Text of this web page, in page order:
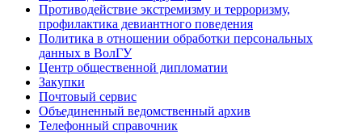
Противодействие экстремизму и терроризму,
профилактика девиантного поведения
Политика в отношении обработки персональных
данных в ВолГУ
Центр общественной дипломатии
Закупки
Почтовый сервис
Объединенный ведомственный архив
Телефонный справочник